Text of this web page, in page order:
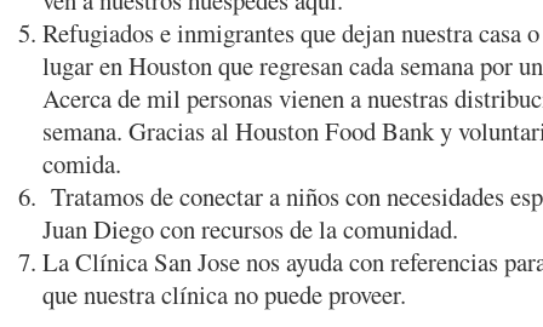
Refugiados e inmigrantes que dejan nuestra casa
lugar en Houston que regresan cada semana por
Acerca de mil personas vienen a nuestras
semana. Gracias al Houston Food Bank y
comida.
Tratamos de conectar a niños con necesidades
Juan Diego con recursos de la comunidad.
La Clínica San Jose nos ayuda con referencias
que nuestra clínica no puede proveer.